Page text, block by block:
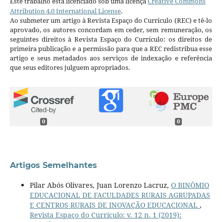
Attribution 4.0 International License.
Ao submeter um artigo à Revista Espaço do Currículo (REC) e tê-lo
aprovado, os autores concordam em ceder, sem remuneração, os
seguintes direitos à Revista Espaço do Currículo: os direitos de
primeira publicação e a permissão para que a REC redistribua esse
artigo e seus metadados aos serviços de indexação e referência
que seus editores julguem apropriados.
0 0
Artigos Semelhantes
Pilar Abós Olivares, Juan Lorenzo Lacruz, O BINÔMIO
EDUCACIONAL DE FACULDADES RURAIS AGRUPADAS
E CENTROS RURAIS DE INOVAÇÃO EDUCACIONAL ,
Revista Espaço do Currículo: v. 12 n. 1 (2019):